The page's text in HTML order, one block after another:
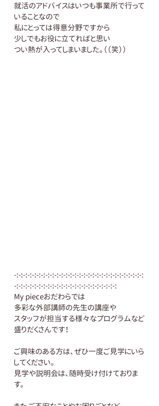
就活のアドバイスはいつも事業所で行って
いることなので
私にとっては得意分野ですから
少しでもお役に立てればと思い
つい熱が入ってしまいました。（（笑））
-:-:-:-:-:-:-:-:-:-:-:-:-:-:-:-:-:-:-:-:-:-:-:-:-:-:-:-:-:
-:-:-:-:-:-:-:-:-:-:-:-:-:-:-:-:-:-:-:-:-:-:-:
My pieceおだわらでは
多彩な外部講師の先生の講座や
スタッフが担当する様々なプログラムなど
盛りだくさんです！
ご興味のある方は、ぜひ一度ご見学にいら
してください。
見学や説明会は、随時受け付けておりま
す。